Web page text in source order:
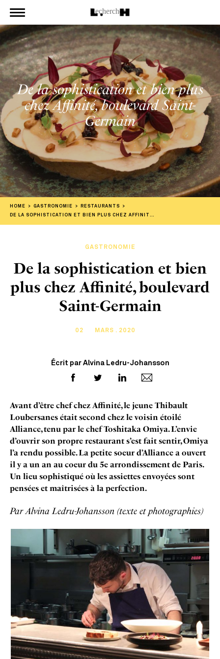
De la sophistication et bien plus
chez Affinité, boulevard Saint-
Germain
HOME GASTRONOMIE
RESTAURANTS
DE LA SOPHISTICATION ET BIEN PLUS CHEZ AFFINITÉ, BOULEVARD SAINT-GERMAIN
GASTRONOMIE
De la sophistication et bien
plus chez Affinité, boulevard
Saint-Germain
02 MARS . 2020
Écrit par Alvina Ledru-Johansson
Avant d’être chef chez Affinité, le jeune Thibault
Loubersanes était second chez le voisin étoilé
Alliance, tenu par le chef Toshitaka Omiya. L’envie
d’ouvrir son propre restaurant s’est fait sentir, Omiya
l’a rendu possible. La petite soeur d’Alliance a ouvert
il y a un an au coeur du 5e arrondissement de Paris.
Un lieu sophistiqué où les assiettes envoyées sont
pensées et maîtrisées à la perfection.
Par Alvina Ledru-Johansson (texte et photographies)